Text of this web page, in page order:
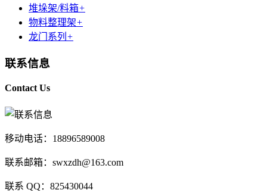
堆垛架/料箱+
物料整理架+
龙门系列 +
联系信息
Contact Us
移动电话：18896589008
联系邮箱：swxzdh@163.com
联系 QQ：825430044